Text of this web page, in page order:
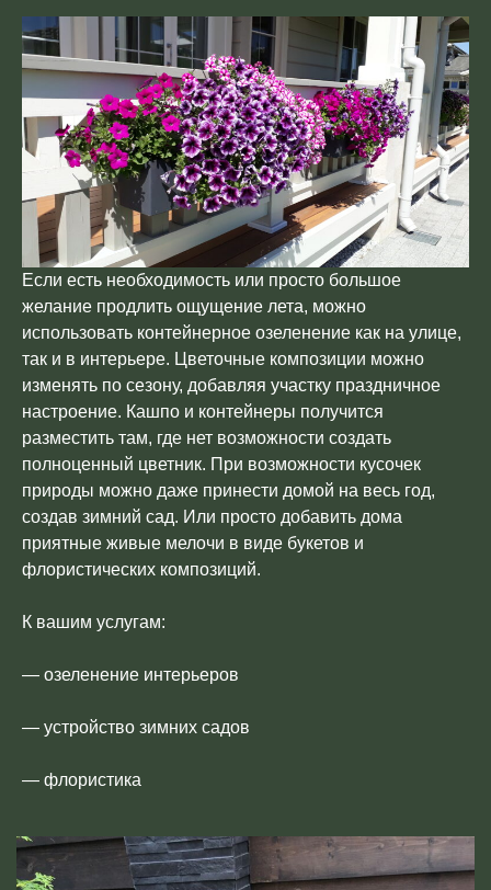
Если есть необходимость или просто большое
желание продлить ощущение лета, можно
использовать контейнерное озеленение как на улице,
так и в интерьере. Цветочные композиции можно
изменять по сезону, добавляя участку праздничное
настроение. Кашпо и контейнеры получится
разместить там, где нет возможности создать
полноценный цветник. При возможности кусочек
природы можно даже принести домой на весь год,
создав зимний сад. Или просто добавить дома
приятные живые мелочи в виде букетов и
флористических композиций.
К вашим услугам:
— озеленение интерьеров
— устройство зимних садов
— флористика